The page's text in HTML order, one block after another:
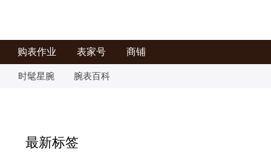
购表作业 表家号 商铺
时髦星腕 腕表百科
最新标签